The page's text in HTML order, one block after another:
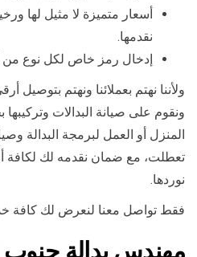
أسعار متميزة لا مثيل لها
نقدمها.
إدخال رمز خاص لكل نوع من
ولأننا نهتم بعملائنا ونهتم بتوصيل
ونقوم على صيانة البدالات
المنزل أو العمل لبرمجة البدالة
تعطلت، مع ضمان نقدمه لك لكافة
نوردها.
فقط تواصل معنا لنعرض لك كافة
مهندس بدالة